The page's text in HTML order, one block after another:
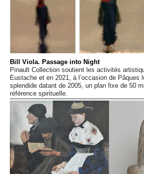
Dossiers
Événements
Sacré
Cousinages
Bill Viola. Passage into Night
Pinault Collection soutient les activités
Eustache et en 2021, à l’occasion de Pâques
splendide datant de 2005, un plan fixe de 50
référence spirituelle.